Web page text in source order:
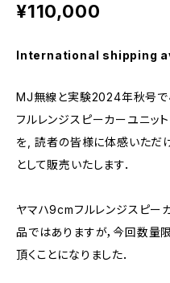
¥110,000
International shipping
MJ無線と実験2024年秋号
フルレンジスピーカーユニッ
を, 読者の皆様に体感いただ
として販売いたします．
ヤマハ9cmフルレンジスピー
品ではありますが，今回数量
頂くことになりました．